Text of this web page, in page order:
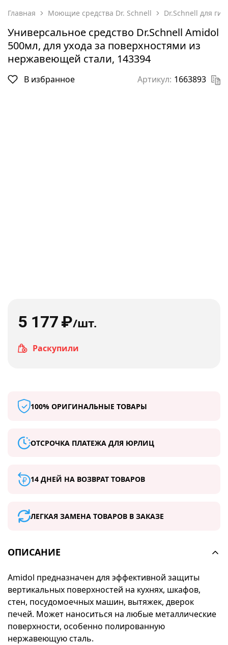
Главная Моющие средства Dr. Schnell Dr.Schnell для
Универсальное средство Dr.Schnell Amidol
500мл, для ухода за поверхностями из
нержавеющей стали, 143394
В избранное Артикул: 1663893
5 177₽/шт.
Раскупили
100% ОРИГИНАЛЬНЫЕ ТОВАРЫ
ОТСРОЧКА ПЛАТЕЖА ДЛЯ ЮРЛИЦ
14 ДНЕЙ НА ВОЗВРАТ ТОВАРОВ
ЛЕГКАЯ ЗАМЕНА ТОВАРОВ В ЗАКАЗЕ
ОПИСАНИЕ
Amidol предназначен для эффективной защиты
вертикальных поверхностей на кухнях, шкафов,
стен, посудомоечных машин, вытяжек, дверок
печей. Может наноситься на любые металлические
поверхности, особенно полированную
нержавеющую сталь.